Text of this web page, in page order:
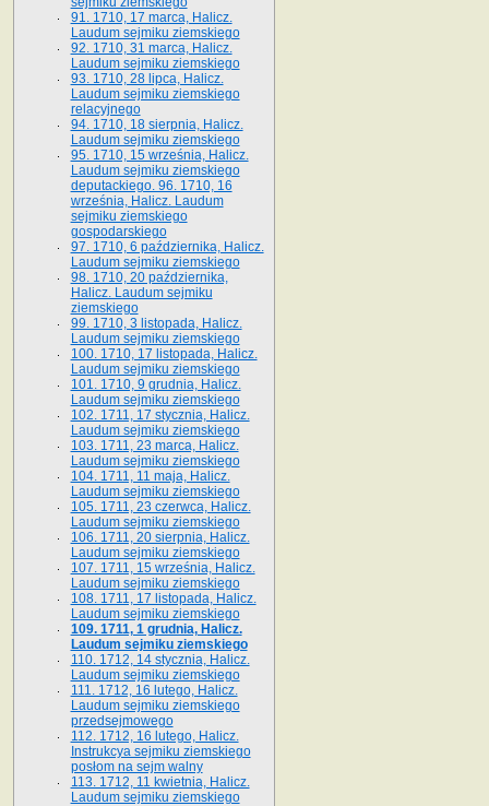
91. 1710, 17 marca, Halicz.
Laudum sejmiku ziemskiego
92. 1710, 31 marca, Halicz.
Laudum sejmiku ziemskiego
93. 1710, 28 lipca, Halicz.
Laudum sejmiku ziemskiego
relacyjnego
94. 1710, 18 sierpnia, Halicz.
Laudum sejmiku ziemskiego
95. 1710, 15 września, Halicz.
Laudum sejmiku ziemskiego
deputackiego. 96. 1710, 16
września, Halicz. Laudum
sejmiku ziemskiego
gospodarskiego
97. 1710, 6 października, Halicz.
Laudum sejmiku ziemskiego
98. 1710, 20 października,
Halicz. Laudum sejmiku
ziemskiego
99. 1710, 3 listopada, Halicz.
Laudum sejmiku ziemskiego
100. 1710, 17 listopada, Halicz.
Laudum sejmiku ziemskiego
101. 1710, 9 grudnia, Halicz.
Laudum sejmiku ziemskiego
102. 1711, 17 stycznia, Halicz.
Laudum sejmiku ziemskiego
103. 1711, 23 marca, Halicz.
Laudum sejmiku ziemskiego
104. 1711, 11 maja, Halicz.
Laudum sejmiku ziemskiego
105. 1711, 23 czerwca, Halicz.
Laudum sejmiku ziemskiego
106. 1711, 20 sierpnia, Halicz.
Laudum sejmiku ziemskiego
107. 1711, 15 września, Halicz.
Laudum sejmiku ziemskiego
108. 1711, 17 listopada, Halicz.
Laudum sejmiku ziemskiego
109. 1711, 1 grudnia, Halicz.
Laudum sejmiku ziemskiego
110. 1712, 14 stycznia, Halicz.
Laudum sejmiku ziemskiego
111. 1712, 16 lutego, Halicz.
Laudum sejmiku ziemskiego
przedsejmowego
112. 1712, 16 lutego, Halicz.
Instrukcya sejmiku ziemskiego
posłom na sejm walny
113. 1712, 11 kwietnia, Halicz.
Laudum sejmiku ziemskiego